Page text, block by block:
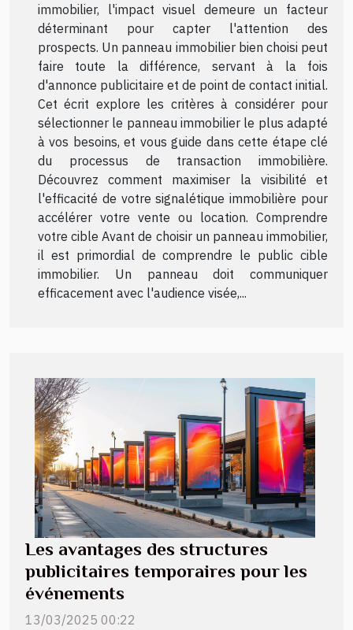
immobilier, l'impact visuel demeure un facteur
déterminant pour capter l'attention des
prospects. Un panneau immobilier bien choisi peut
faire toute la différence, servant à la fois
d'annonce publicitaire et de point de contact initial.
Cet écrit explore les critères à considérer pour
sélectionner le panneau immobilier le plus adapté
à vos besoins, et vous guide dans cette étape clé
du processus de transaction immobilière.
Découvrez comment maximiser la visibilité et
l'efficacité de votre signalétique immobilière pour
accélérer votre vente ou location. Comprendre
votre cible Avant de choisir un panneau immobilier,
il est primordial de comprendre le public cible
immobilier. Un panneau doit communiquer
efficacement avec l'audience visée,...
Les avantages des structures
publicitaires temporaires pour les
événements
13/03/2025 00:22